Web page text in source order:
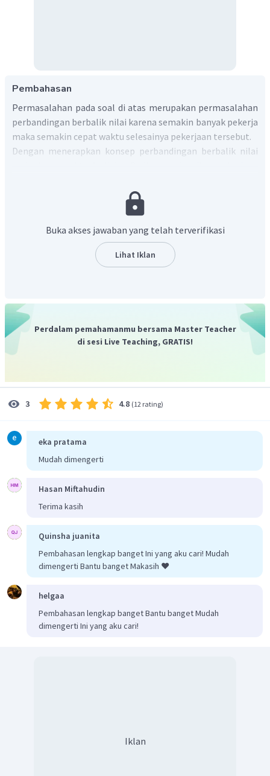
Pembahasan
Permasalahan pada soal di atas merupakan permasalahan
perbandingan berbalik nilai karena semakin banyak pekerja
maka semakin cepat waktu selesainya pekerjaan tersebut.
Dengan menerapkan konsep perbandingan berbalik nilai
.
Oleh karena itu, jawaban yang benar adalah B.
Buka akses jawaban yang telah terverifikasi
Lihat Iklan
Perdalam pemahamanmu bersama Master Teacher
di sesi Live Teaching, GRATIS!
3 4.8 (12 rating)
eka pratama
Mudah dimengerti
Hasan Miftahudin
Terima kasih
Quinsha juanita
Pembahasan lengkap banget Ini yang aku cari! Mudah
dimengerti Bantu banget Makasih ❤️
helgaa
Pembahasan lengkap banget Bantu banget Mudah
dimengerti Ini yang aku cari!
Iklan